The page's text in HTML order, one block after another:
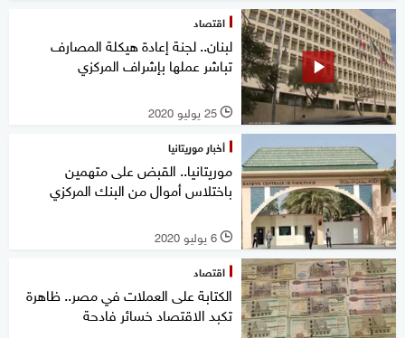
اقتصاد
لبنان.. لجنة إعادة هيكلة المصارف
تباشر عملها بإشراف المركزي
l 25 يوليو 2020
أخبار موريتانيا
موريتانيا.. القبض على متهمين
باختلاس أموال من البنك المركزي
l 6 يوليو 2020
اقتصاد
الكتابة على العملات في مصر.. ظاهرة
تكبد الاقتصاد خسائر فادحة